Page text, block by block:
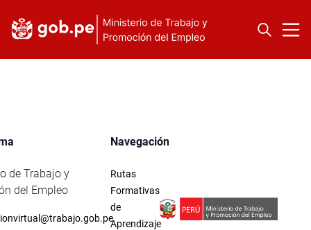
de Trabajo y
del Empleo
Navegación
Rutas
Formativas
de
Aprendizaje